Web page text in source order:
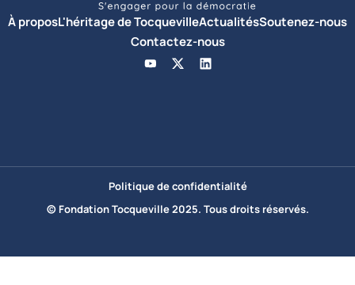
À proposL'héritage de TocquevilleActualitésSoutenez-nous
Contactez-nous
Politique de confidentialité
© Fondation Tocqueville 2025. Tous droits réservés.